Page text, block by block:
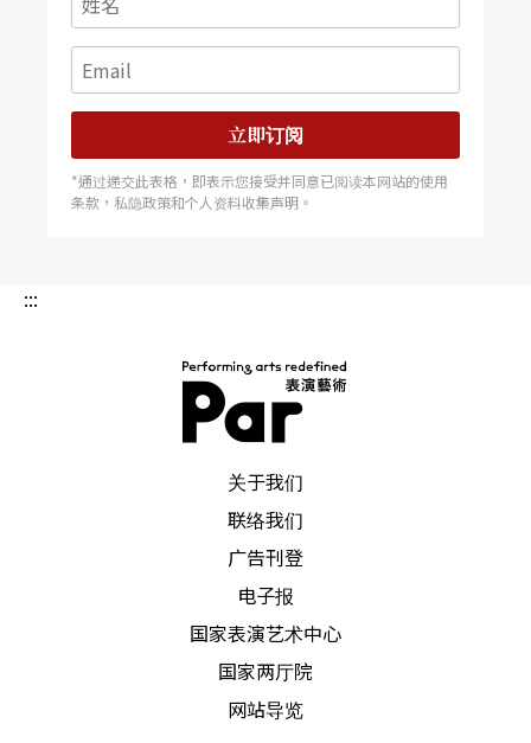
立即订阅
*通过递交此表格，即表示您接受并同意已阅读本网站的使用
条款，私隐政策和个人资料收集声明。
:::
关于我们
联络我们
广告刊登
电子报
国家表演艺术中心
国家两厅院
网站导览